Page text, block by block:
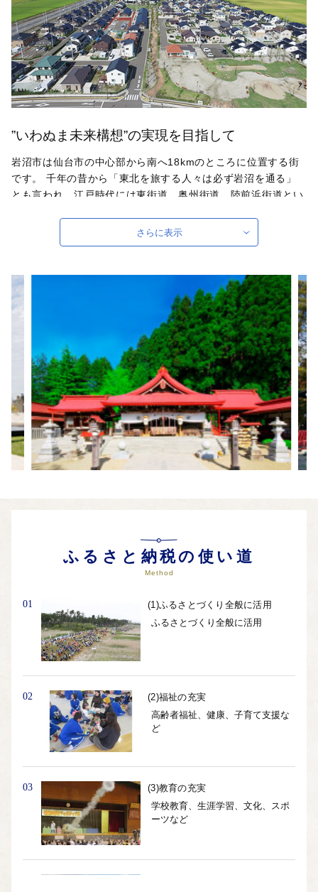
”いわぬま未来構想”の実現を目指して
岩沼市は仙台市の中心部から南へ18kmのところに位置する街
です。 千年の昔から「東北を旅する人々は必ず岩沼を通る」
とも言われ、江戸時代には東街道、奥州街道、陸前浜街道とい
稲荷のひとつと言われる竹駒神社の門前町や岩沼藩3万石の城
下町として、さらには阿武隈川を行き交う水運の拠点としても
常磐線がそれぞれ合流する地点であり、仙台空港や仙台東部道
路（常磐自動車道から直結する高速道路）とともに、東北地方
の交通の要衝として知られています。
さらに表示
ふるさと納税の使い道
Method
01
(1)ふるさとづくり全般に活用
ふるさとづくり全般に活用
02
(2)福祉の充実
高齢者福祉、健康、子育て支援な
ど
03
(3)教育の充実
学校教育、生涯学習、文化、スポ
ーツなど